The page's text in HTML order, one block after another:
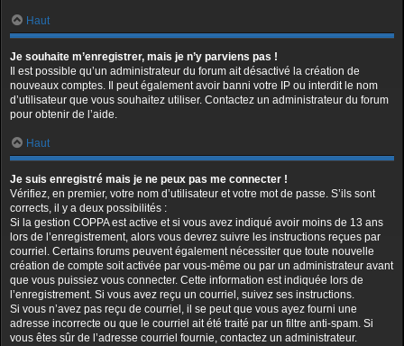
Haut
Je souhaite m’enregistrer, mais je n’y parviens pas !
Il est possible qu’un administrateur du forum ait désactivé la création de
nouveaux comptes. Il peut également avoir banni votre IP ou interdit le nom
d’utilisateur que vous souhaitez utiliser. Contactez un administrateur du forum
pour obtenir de l’aide.
Haut
Je suis enregistré mais je ne peux pas me connecter !
Vérifiez, en premier, votre nom d’utilisateur et votre mot de passe. S’ils sont
corrects, il y a deux possibilités :
Si la gestion COPPA est active et si vous avez indiqué avoir moins de 13 ans
lors de l’enregistrement, alors vous devrez suivre les instructions reçues par
courriel. Certains forums peuvent également nécessiter que toute nouvelle
création de compte soit activée par vous-même ou par un administrateur avant
que vous puissiez vous connecter. Cette information est indiquée lors de
l’enregistrement. Si vous avez reçu un courriel, suivez ses instructions.
Si vous n’avez pas reçu de courriel, il se peut que vous ayez fourni une
adresse incorrecte ou que le courriel ait été traité par un filtre anti-spam. Si
vous êtes sûr de l’adresse courriel fournie, contactez un administrateur.